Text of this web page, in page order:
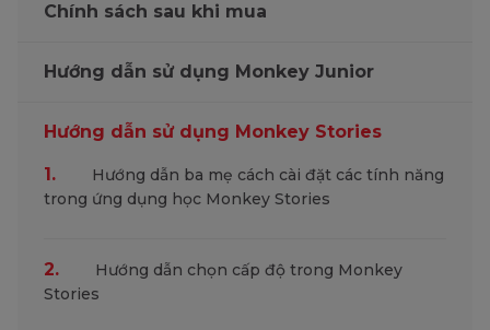
Chính sách sau khi mua
Hướng dẫn sử dụng Monkey Junior
Hướng dẫn sử dụng Monkey Stories
1.
Hướng dẫn ba mẹ cách cài đặt các tính năng
trong ứng dụng học Monkey Stories
2.
Hướng dẫn chọn cấp độ trong Monkey
Stories